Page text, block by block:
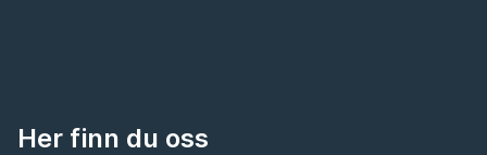
Her finn du oss